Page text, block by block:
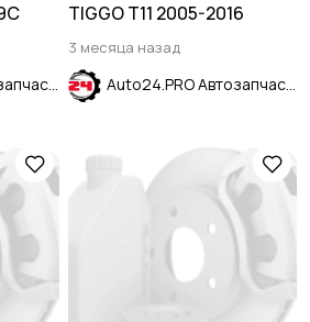
Auto24.PRO Автозапчасти
TIGGO T11 2005-2016
3 месяца назад
Auto24.PRO Автозапчасти